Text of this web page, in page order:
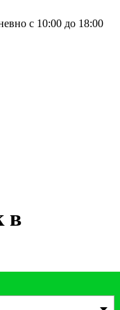
с 10:00 до 18:00
в